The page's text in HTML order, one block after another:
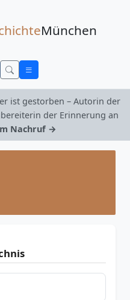
München
ist gestorben – Autorin der
der Erinnerung an
Nachruf →